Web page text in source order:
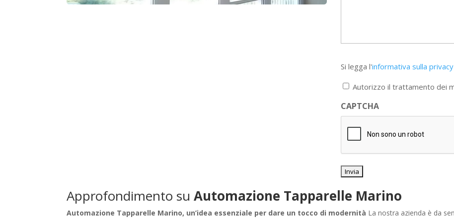
legga
l'informativa
privacy
*
Si legga l'informativa sulla privacy
Autorizzo il trattamento dei
CAPTCHA
Approfondimento suAutomazione Tapparelle Marino
Automazione Tapparelle Marino, un’idea essenziale per dare un tocco di modernità La nostra azienda è da